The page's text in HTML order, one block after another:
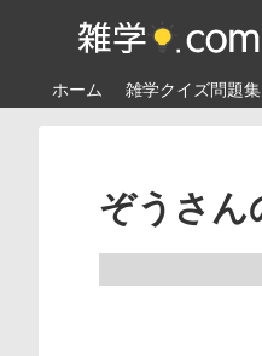
ホーム 雑学クイズ問題集
ぞうさん